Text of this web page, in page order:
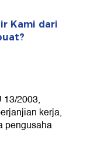
Kami dari
13/2003,
kerja,
pengusaha